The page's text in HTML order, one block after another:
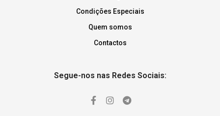
Condições Especiais
Quem somos
Contactos
Segue-nos nas Redes Sociais: